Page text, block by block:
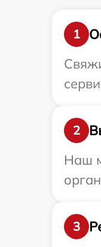
1
2
Наш
3